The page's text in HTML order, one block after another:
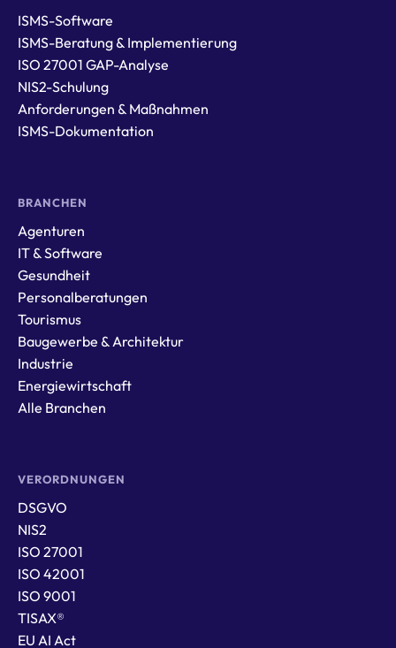
ISMS-Software
ISMS-Beratung & Implementierung
ISO 27001 GAP-Analyse
NIS2-Schulung
Anforderungen & Maßnahmen
ISMS-Dokumentation
BRANCHEN
Agenturen
IT & Software
Gesundheit
Personalberatungen
Tourismus
Baugewerbe & Architektur
Industrie
Energiewirtschaft
Alle Branchen
VERORDNUNGEN
DSGVO
NIS2
ISO 27001
ISO 42001
ISO 9001
TISAX®
EU AI Act